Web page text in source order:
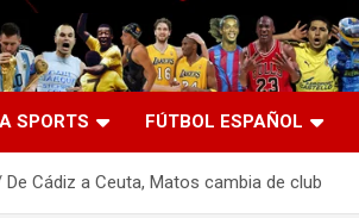
Digital
periodismo deportivo.
SPORTS FÚTBOL ESPAÑOL
De Cádiz a Ceuta, Matos cambia de club